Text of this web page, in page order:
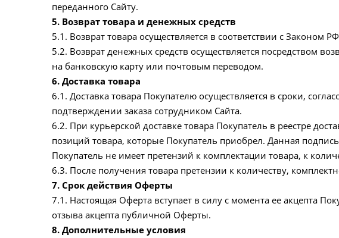
переданного Сайту.
5. Возврат товара и денежных средств
5.1. Возврат товара осуществляется в соответствии с Законом
5.2. Возврат денежных средств осуществляется посредством
на банковскую карту или почтовым переводом.
6. Доставка товара
6.1. Доставка товара Покупателю осуществляется в сроки,
подтверждении заказа сотрудником Сайта.
6.2. При курьерской доставке товара Покупатель в реестре
позиций товара, которые Покупатель приобрел. Данная
Покупатель не имеет претензий к комплектации товара, к
6.3. После получения товара претензии к количеству,
7. Срок действия Оферты
7.1. Настоящая Оферта вступает в силу с момента ее акцепта
отзыва акцепта публичной Оферты.
8. Дополнительные условия